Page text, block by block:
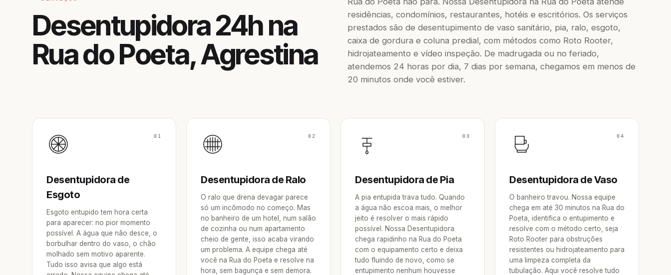
Desentupidora 24h na
Rua do Poeta, Agrestina
residências, condomínios, restaurantes, hotéis e escritórios. Os serviços
prestados são de desentupimento de vaso sanitário, pia, ralo, esgoto,
caixa de gordura e coluna predial, com métodos como Roto Rooter,
hidrojateamento e vídeo inspeção. De madrugada ou no feriado,
atendemos 24 horas por dia, 7 dias por semana, chegamos em menos de
20 minutos onde você estiver.
01
Desentupidora de
Esgoto
Esgoto entupido tem hora certa
para aparecer: no pior momento
possível. A água que não desce, o
borbulhar dentro do vaso, o chão
molhado sem motivo aparente.
Tudo isso avisa que algo está
02
Desentupidora de Ralo
O ralo que drena devagar parece
só um incômodo no começo. Mas
no banheiro de um hotel, num salão
de cozinha ou num apartamento
cheio de gente, isso acaba virando
um problema. A equipe chega até
você na Rua do Poeta e resolve na
hora, sem bagunça e sem demora.
03
Desentupidora de Pia
A pia entupida trava tudo. Quando
a água não escoa mais, o melhor
jeito é resolver o mais rápido
possível. Nossa Desentupidora
chega rapidinho na Rua do Poeta
com o equipamento certo e deixa
tudo fluindo de novo, como se
entupimento nenhum houvesse
04
Desentupidora de Vaso
O banheiro travou. Nossa equipe
chega em até 30 minutos na Rua do
Poeta, identifica o entupimento e
resolve com o método certo, seja
Roto Rooter para obstruções
resistentes ou hidrojateamento para
uma limpeza completa da
tubulação. Aqui você resolve tudo